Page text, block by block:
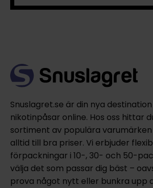
Snuslagret.se är din nya
nikotinpåsar online. Hos oss hittar
sortiment av populära
alltid till bra priser. Vi erbjuder
förpackningar i 10-, 30- och 50-
välja det som passar dig bäst –
prova något nytt eller bunkra upp